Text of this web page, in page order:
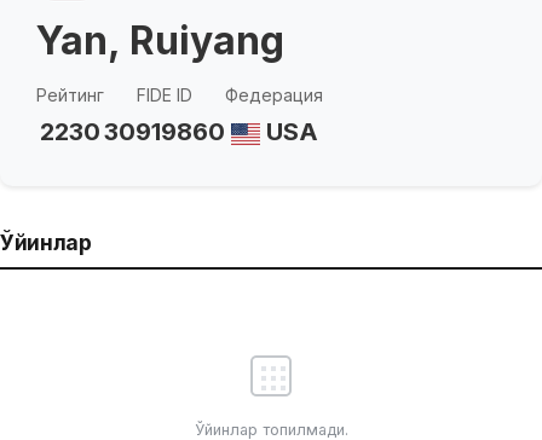
Yan, Ruiyang
Рейтинг
2230
FIDE ID
30919860
Федерация
USA
Ўйинлар
Ўйинлар топилмади.